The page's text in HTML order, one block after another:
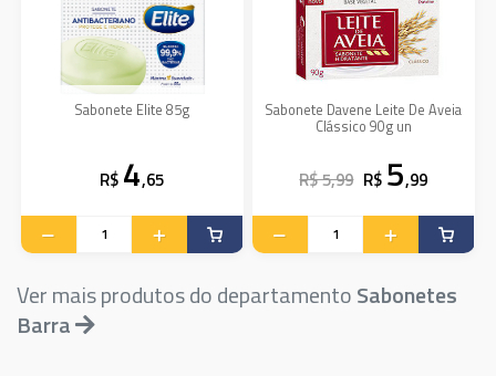
Sabonete Elite 85g
R$ 4,65
Sabonete Davene Leite De Aveia
Clássico 90g un
R$ 5,99 R$ 5,99
Ver mais produtos do departamentoSabonetes
Barra